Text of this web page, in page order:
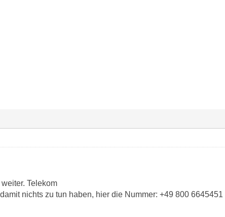
Telekom
nichts zu tun haben, hier die Nummer: +49 800 6645451